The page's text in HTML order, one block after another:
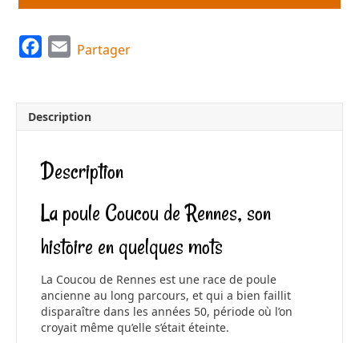
e
b
o
o
k
i
l
Partager
Description
Description
La poule Coucou de Rennes, son
histoire en quelques mots
La Coucou de Rennes est une race de poule
ancienne au long parcours, et qui a bien faillit
disparaître dans les années 50, période où l’on
croyait même qu’elle s’était éteinte.